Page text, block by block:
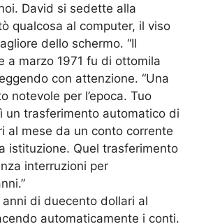
David si sedette alla
qualcosa al computer, il viso
dello schermo. “Il
a marzo 1971 fu di ottomila
con attenzione. “Una
notevole per l’epoca. Tuo
un trasferimento automatico di
al mese da un conto corrente
istituzione. Quel trasferimento
interruzioni per
di duecento dollari al
automaticamente i conti.